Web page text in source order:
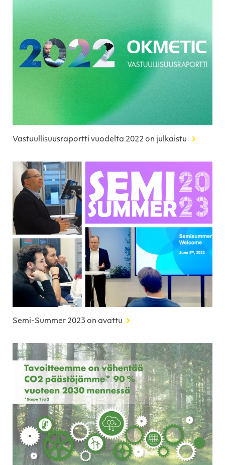
Vastuullisuusraportti vuodelta 2022 on julkaistu
Semi-Summer 2023 on avattu